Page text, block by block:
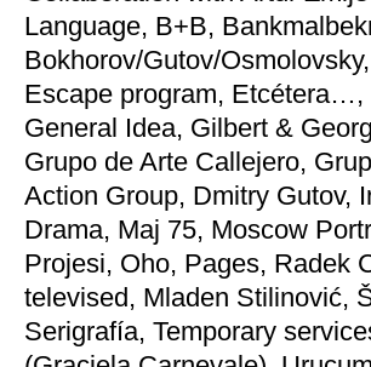
Language, B+B,
Bokhorov/Gutov/
Escape program, Etcétera…,
General Idea, Gilbert &
Grupo de Arte Callejero,
Action Group, Dmitry Gutov,
Drama, Maj 75, Moscow
Projesi, Oho, Pages, Radek
televised, Mladen Stilinović,
Serigrafía, Temporary